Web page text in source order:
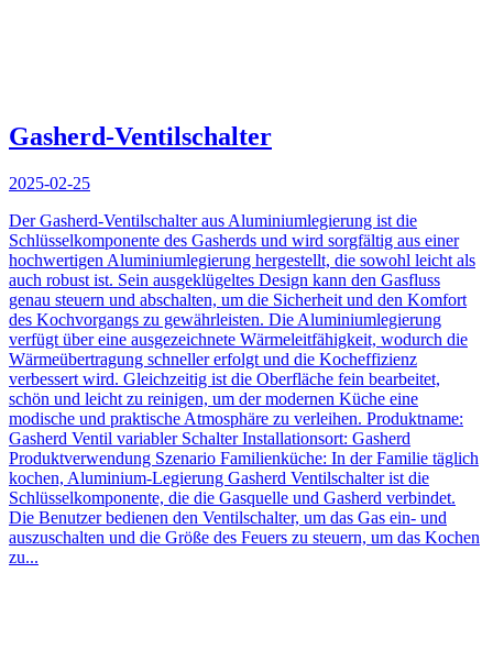
Gasherd-Ventilschalter
2025-02-25
Der Gasherd-Ventilschalter aus Aluminiumlegierung ist die
Schlüsselkomponente des Gasherds und wird sorgfältig aus einer
hochwertigen Aluminiumlegierung hergestellt, die sowohl leicht als
auch robust ist. Sein ausgeklügeltes Design kann den Gasfluss
genau steuern und abschalten, um die Sicherheit und den Komfort
des Kochvorgangs zu gewährleisten. Die Aluminiumlegierung
verfügt über eine ausgezeichnete Wärmeleitfähigkeit, wodurch die
Wärmeübertragung schneller erfolgt und die Kocheffizienz
verbessert wird. Gleichzeitig ist die Oberfläche fein bearbeitet,
schön und leicht zu reinigen, um der modernen Küche eine
modische und praktische Atmosphäre zu verleihen. Produktname:
Gasherd Ventil variabler Schalter Installationsort: Gasherd
Produktverwendung Szenario Familienküche: In der Familie täglich
kochen, Aluminium-Legierung Gasherd Ventilschalter ist die
Schlüsselkomponente, die die Gasquelle und Gasherd verbindet.
Die Benutzer bedienen den Ventilschalter, um das Gas ein- und
auszuschalten und die Größe des Feuers zu steuern, um das Kochen
zu...